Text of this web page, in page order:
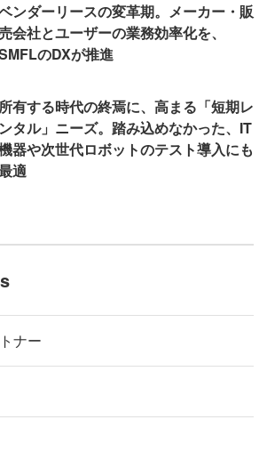
ンダーリースの変革期。メーカー・販
会社とユーザーの業務効率化を、
のDXが推進
所有する時代の終焉に、高まる「短期レ
ンタル」ニーズ。踏み込めなかった、IT
器や次世代ロボットのテスト導入にも
適
ナー